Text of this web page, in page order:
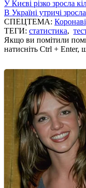
У Києві різко зросла
В Україні утричі
СПЕЦТЕМА:
ТЕГИ: статистика,
Якщо ви помітили
натисніть Ctrl + Enter,